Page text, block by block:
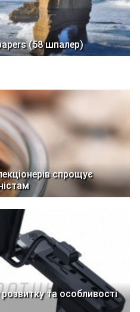
(58 шпалер)
спрощує
та особливості